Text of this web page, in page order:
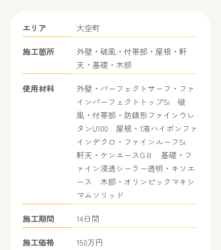
エリア
大空町
施工箇所
外壁・破風・付帯部・屋根・軒
天・基礎・木部
使用材料
外壁・パーフェクトサーフ・ファ
インパーフェクトトップSi 破
風・付帯部・防錆形ファインウレ
タンU100 屋根・1液ハイポンファ
インデクロ・ファインルーフSi
軒天・ケンエースGⅡ 基礎・フ
ァイン浸透シーラー透明・キソエ
ース 木部・オリンピックマキシ
マムソリッド
施工期間
14日間
施工価格
150万円